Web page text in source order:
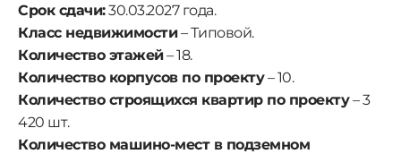
Срок сдачи:30.03.2027 года.
Класс недвижимости– Типовой.
Количество этажей– 18.
Количество корпусов по проекту– 10.
Количество строящихся квартир по проекту– 3
420 шт.
Количество машино-мест в подземном